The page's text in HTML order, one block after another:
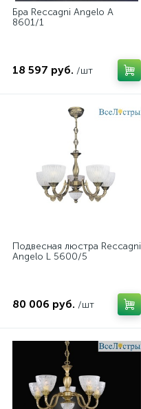
Точечные светильники
Бра Reccagni Angelo A
8601/1
18 597 руб. /шт
Подвесная люстра Reccagni
Angelo L 5600/5
80 006 руб. /шт